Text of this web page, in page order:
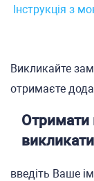
Інструкція з
Викликайте
отримаєте
Отримати
введіть Ваше